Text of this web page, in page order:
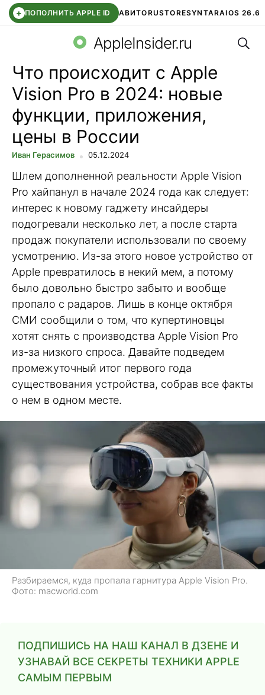
+ ПОПОЛНИТЬ APPLE ID АВИТОRUSTORESYNTARAIOS 26.6
СБЕР КИДС ЧАТ ROBLOXВТБ ОНЛАЙН
AppleInsider.ru
Что происходит с Apple
Vision Pro в 2024: новые
функции, приложения,
цены в России
Иван Герасимов 05.12.2024
Шлем дополненной реальности Apple Vision
Pro хайпанул в начале 2024 года как следует:
интерес к новому гаджету инсайдеры
подогревали несколько лет, а после старта
продаж покупатели использовали по своему
усмотрению. Из-за этого новое устройство от
Apple превратилось в некий мем, а потому
было довольно быстро забыто и вообще
пропало с радаров. Лишь в конце октября
СМИ сообщили о том, что купертиновцы
хотят снять с производства Apple Vision Pro
из-за низкого спроса. Давайте подведем
промежуточный итог первого года
существования устройства, собрав все факты
о нем в одном месте.
Разбираемся, куда пропала гарнитура Apple Vision Pro.
Фото: macworld.com
ПОДПИШИСЬ НА НАШ КАНАЛ В ДЗЕНЕ И
УЗНАВАЙ ВСЕ СЕКРЕТЫ ТЕХНИКИ APPLE
САМЫМ ПЕРВЫМ